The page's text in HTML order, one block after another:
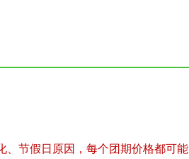
、节假日原因，每个团期价格都可能